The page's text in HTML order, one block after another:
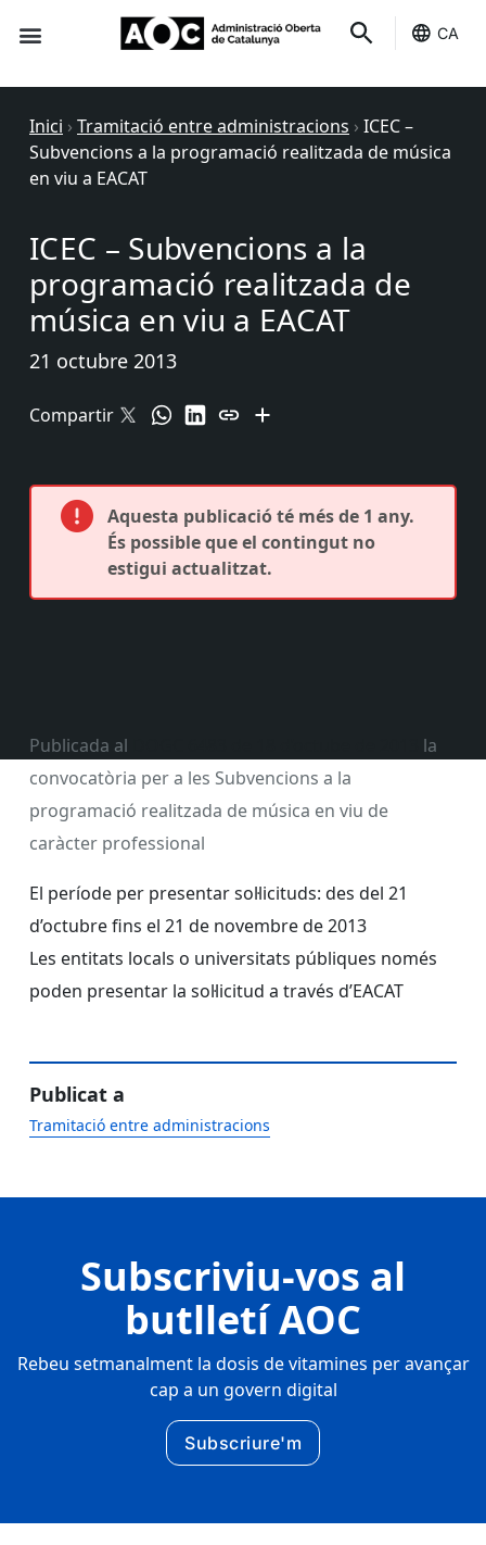
CA
Inici › Tramitació entre administracions › ICEC –
Subvencions a la programació realitzada de música
en viu a EACAT
ICEC – Subvencions a la
programació realitzada de
música en viu a EACAT
21 octubre 2013
Compartir
Aquesta publicació té més de 1 any.
És possible que el contingut no
estigui actualitzat.
Publicada al
la
convocatòria per a les Subvencions a la
programació realitzada de música en viu de
caràcter professional
El període per presentar sol·licituds: des del 21
d’octubre fins el 21 de novembre de 2013
Les entitats locals o universitats públiques només
poden presentar la sol·licitud a través d’EACAT
Publicat a
Tramitació entre administracions
Subscriviu-vos al
butlletí AOC
Rebeu setmanalment la dosis de vitamines per avançar
cap a un govern digital
Subscriure'm